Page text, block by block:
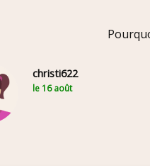
christi622
le 16 août